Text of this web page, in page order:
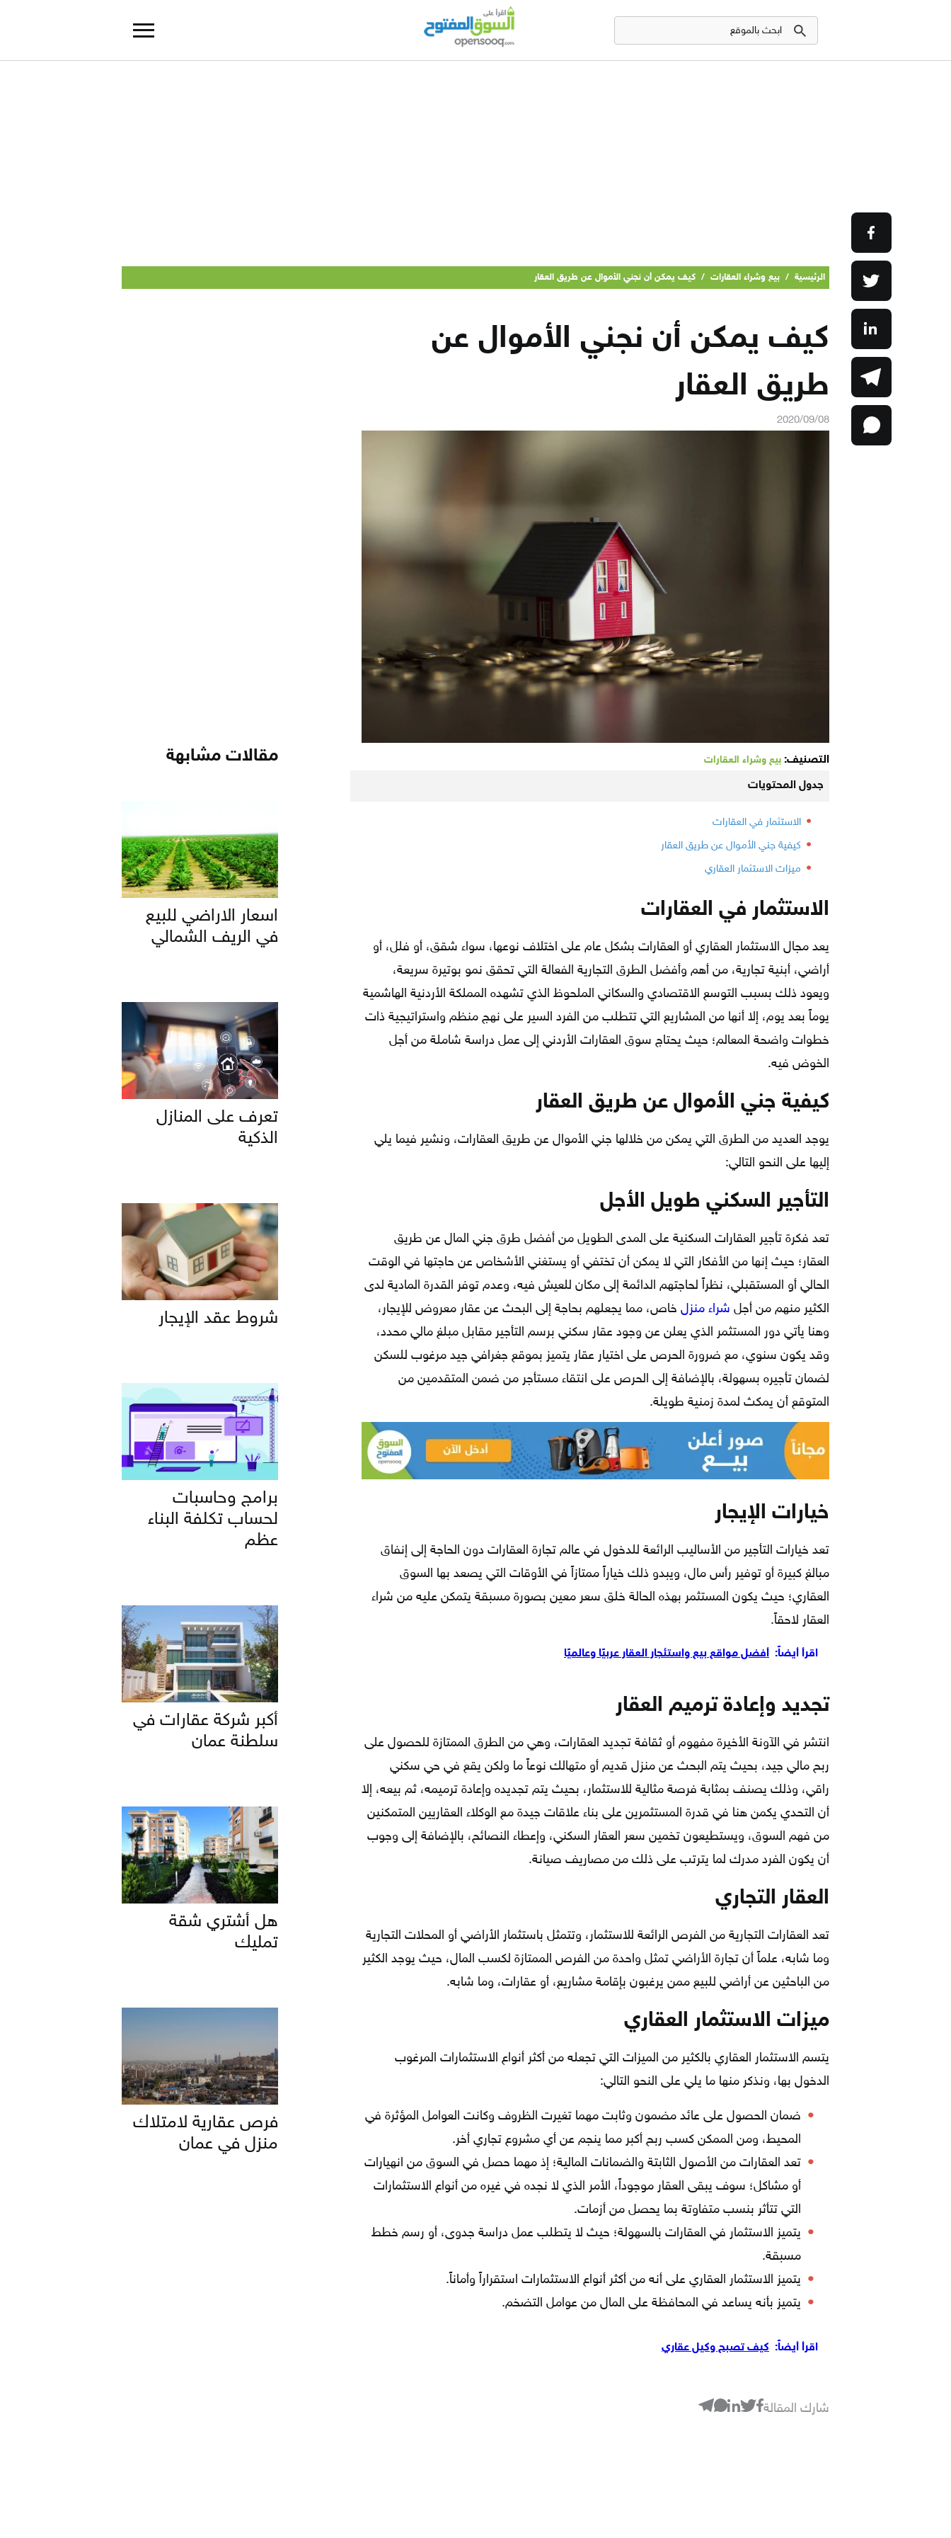
الرئيسية / بيع وشراء العقارات / كيف يمكن أن نجني الأموال عن طريق العقار
كيف يمكن أن نجني الأموال عن
طريق العقار
2020/09/08
التصنيف: بيع وشراء العقارات
جدول المحتويات
الاستثمار في العقارات
كيفية جني الأموال عن طريق العقار
ميزات الاستثمار العقاري
الاستثمار في العقارات
يعد مجال الاستثمار العقاري أو العقارات بشكل عام على اختلاف نوعها، سواء شقق، أو فلل، أو
أراضي، أبنية تجارية، من أهم وأفضل الطرق التجارية الفعالة التي تحقق نمو بوتيرة سريعة،
ويعود ذلك بسبب التوسع الاقتصادي والسكاني الملحوظ الذي تشهده المملكة الأردنية الهاشمية
يوماً بعد يوم، إلا أنها من المشاريع التي تتطلب من الفرد السير على نهج منظم واستراتيجية ذات
خطوات واضحة المعالم؛ حيث يحتاج سوق العقارات الأردني إلى عمل دراسة شاملة من أجل
الخوض فيه.
كيفية جني الأموال عن طريق العقار
يوجد العديد من الطرق التي يمكن من خلالها جني الأموال عن طريق العقارات، ونشير فيما يلي
إليها على النحو التالي:
التأجير السكني طويل الأجل
تعد فكرة تأجير العقارات السكنية على المدى الطويل من أفضل طرق جني المال عن طريق
العقار؛ حيث إنها من الأفكار التي لا يمكن أن تختفي أو يستغني الأشخاص عن حاجتها في الوقت
الحالي أو المستقبلي، نظراً لحاجتهم الدائمة إلى مكان للعيش فيه، وعدم توفر القدرة المادية لدى
الكثير منهم من أجل شراء منزل خاص، مما يجعلهم بحاجة إلى البحث عن عقار معروض للإيجار،
وهنا يأتي دور المستثمر الذي يعلن عن وجود عقار سكني برسم التأجير مقابل مبلغ مالي محدد،
وقد يكون سنوي، مع ضرورة الحرص على اختيار عقار يتميز بموقع جغرافي جيد مرغوب للسكن
لضمان تأجيره بسهولة، بالإضافة إلى الحرص على انتقاء مستأجر من ضمن المتقدمين من
المتوقع أن يمكث لمدة زمنية طويلة.
خيارات الإيجار
تعد خيارات التأجير من الأساليب الرائعة للدخول في عالم تجارة العقارات دون الحاجة إلى إنفاق
مبالغ كبيرة أو توفير رأس مال، ويبدو ذلك خياراً ممتازاً في الأوقات التي يصعد بها السوق
العقاري؛ حيث يكون المستثمر بهذه الحالة خلق سعر معين بصورة مسبقة يتمكن عليه من شراء
العقار لاحقاً.
اقرأ أيضاً: أفضل مواقع بيع واستئجار العقار عربيًا وعالميًا
تجديد وإعادة ترميم العقار
انتشر في الآونة الأخيرة مفهوم أو ثقافة تجديد العقارات، وهي من الطرق الممتازة للحصول على
ربح مالي جيد، بحيث يتم البحث عن منزل قديم أو متهالك نوعاً ما ولكن يقع في حي سكني
راقي، وذلك يصنف بمثابة فرصة مثالية للاستثمار، بحيث يتم تجديده وإعادة ترميمه، ثم بيعه، إلا
أن التحدي يكمن هنا في قدرة المستثمرين على بناء علاقات جيدة مع الوكلاء العقاريين المتمكنين
من فهم السوق، ويستطيعون تخمين سعر العقار السكني، وإعطاء النصائح، بالإضافة إلى وجوب
أن يكون الفرد مدرك لما يترتب على ذلك من مصاريف صيانة.
العقار التجاري
تعد العقارات التجارية من الفرص الرائعة للاستثمار، وتتمثل باستثمار الأراضي أو المحلات التجارية
وما شابه، علماً أن تجارة الأراضي تمثل واحدة من الفرص الممتازة لكسب المال، حيث يوجد الكثير
من الباحثين عن أراضي للبيع ممن يرغبون بإقامة مشاريع، أو عقارات، وما شابه.
ميزات الاستثمار العقاري
يتسم الاستثمار العقاري بالكثير من الميزات التي تجعله من أكثر أنواع الاستثمارات المرغوب
الدخول بها، ونذكر منها ما يلي على النحو التالي:
ضمان الحصول على عائد مضمون وثابت مهما تغيرت الظروف وكانت العوامل المؤثرة في
المحيط، ومن الممكن كسب ربح أكبر مما ينجم عن أي مشروع تجاري أخر.
تعد العقارات من الأصول الثابتة والضمانات المالية؛ إذ مهما حصل في السوق من انهيارات
أو مشاكل؛ سوف يبقى العقار موجوداً، الأمر الذي لا نجده في غيره من أنواع الاستثمارات
التي تتأثر بنسب متفاوتة بما يحصل من أزمات.
يتميز الاستثمار في العقارات بالسهولة؛ حيث لا يتطلب عمل دراسة جدوى، أو رسم خطط
مسبقة.
يتميز الاستثمار العقاري على أنه من أكثر أنواع الاستثمارات استقراراً وأماناً.
يتميز بأنه يساعد في المحافظة على المال من عوامل التضخم.
اقرأ أيضاً: كيف تصبح وكيل عقاري
شارك المقالة
مقالات مشابهة
اسعار الاراضي للبيع
في الريف الشمالي
تعرف على المنازل
الذكية
شروط عقد الإيجار
برامج وحاسبات
لحساب تكلفة البناء
عظم
أكبر شركة عقارات في
سلطنة عمان
هل أشتري شقة
تمليك
فرص عقارية لامتلاك
منزل في عمان